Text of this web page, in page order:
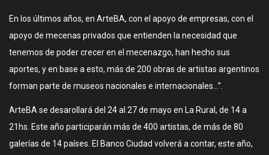
En los últimos años, en ArteBA, con el apoyo de empresas, con el
apoyo de mecenas privados que entienden la necesidad que
tenemos de poder crecer en el mecenazgo, han hecho sus
aportes, y en base a esto, más de 200 obras de artistas argentinos
forman parte de museos nacionales e internacionales…”.
ArteBA se desarollará del 24 al 27 de mayo en La Rural, de 14 a
21hs. Este año participarán más de 400 artistas, de más de 80
galerías de 14 países. El Banco Ciudad volverá a contar, este año,